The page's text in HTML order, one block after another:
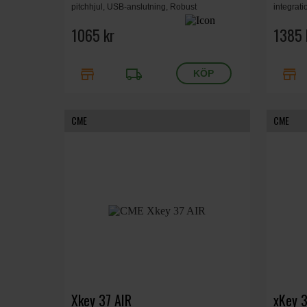
pitchhjul, USB-anslutning, Robust
metallchassi, Mått 80 × 32 × 14 cm, Vikt 3,5
kg.
1065 kr
store local_shipping
C-
Mått 80
1385
store
CME
Xkey 37 AIR
CME
xKey